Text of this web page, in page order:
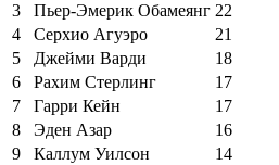
3
Пьер-Эмерик Обамеянг 22
4
Серхио Агуэро
21
5
Джейми Варди
18
6
Рахим Стерлинг
17
7
Гарри Кейн
17
8
Эден Азар
16
9
Каллум Уилсон
14